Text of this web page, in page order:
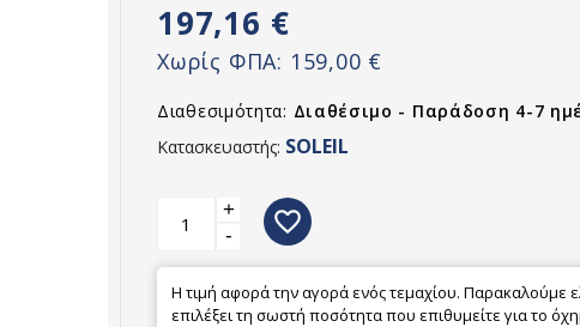
197,16 €
Χωρίς ΦΠΑ: 159,00 €
Διαθεσιμότητα: Διαθέσιμο - Παράδοση 4-7
Κατασκευαστής: SOLEIL
+
-
favorite_border
Η τιμή αφορά την αγορά ενός τεμαχίου. Παρακαλούμε
επιλέξει τη σωστή ποσότητα που επιθυμείτε για το